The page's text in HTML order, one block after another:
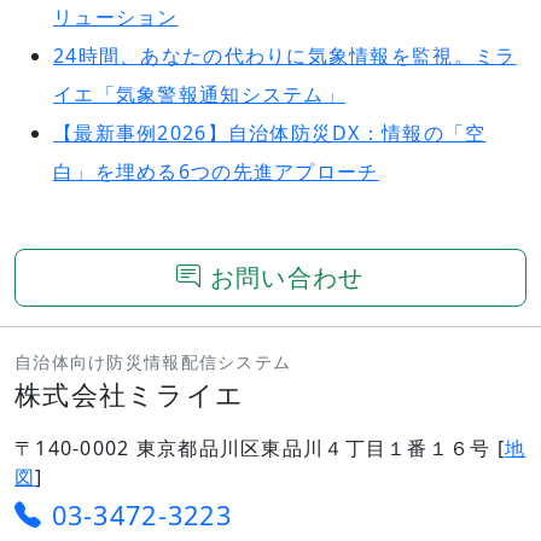
リューション
24時間、あなたの代わりに気象情報を監視。ミラ
イエ「気象警報通知システム」
【最新事例2026】自治体防災DX：情報の「空
白」を埋める6つの先進アプローチ
お問い合わせ
自治体向け防災情報配信システム
株式会社ミライエ
〒140-0002 東京都品川区東品川４丁目１番１６号 [地
図]
03-3472-3223